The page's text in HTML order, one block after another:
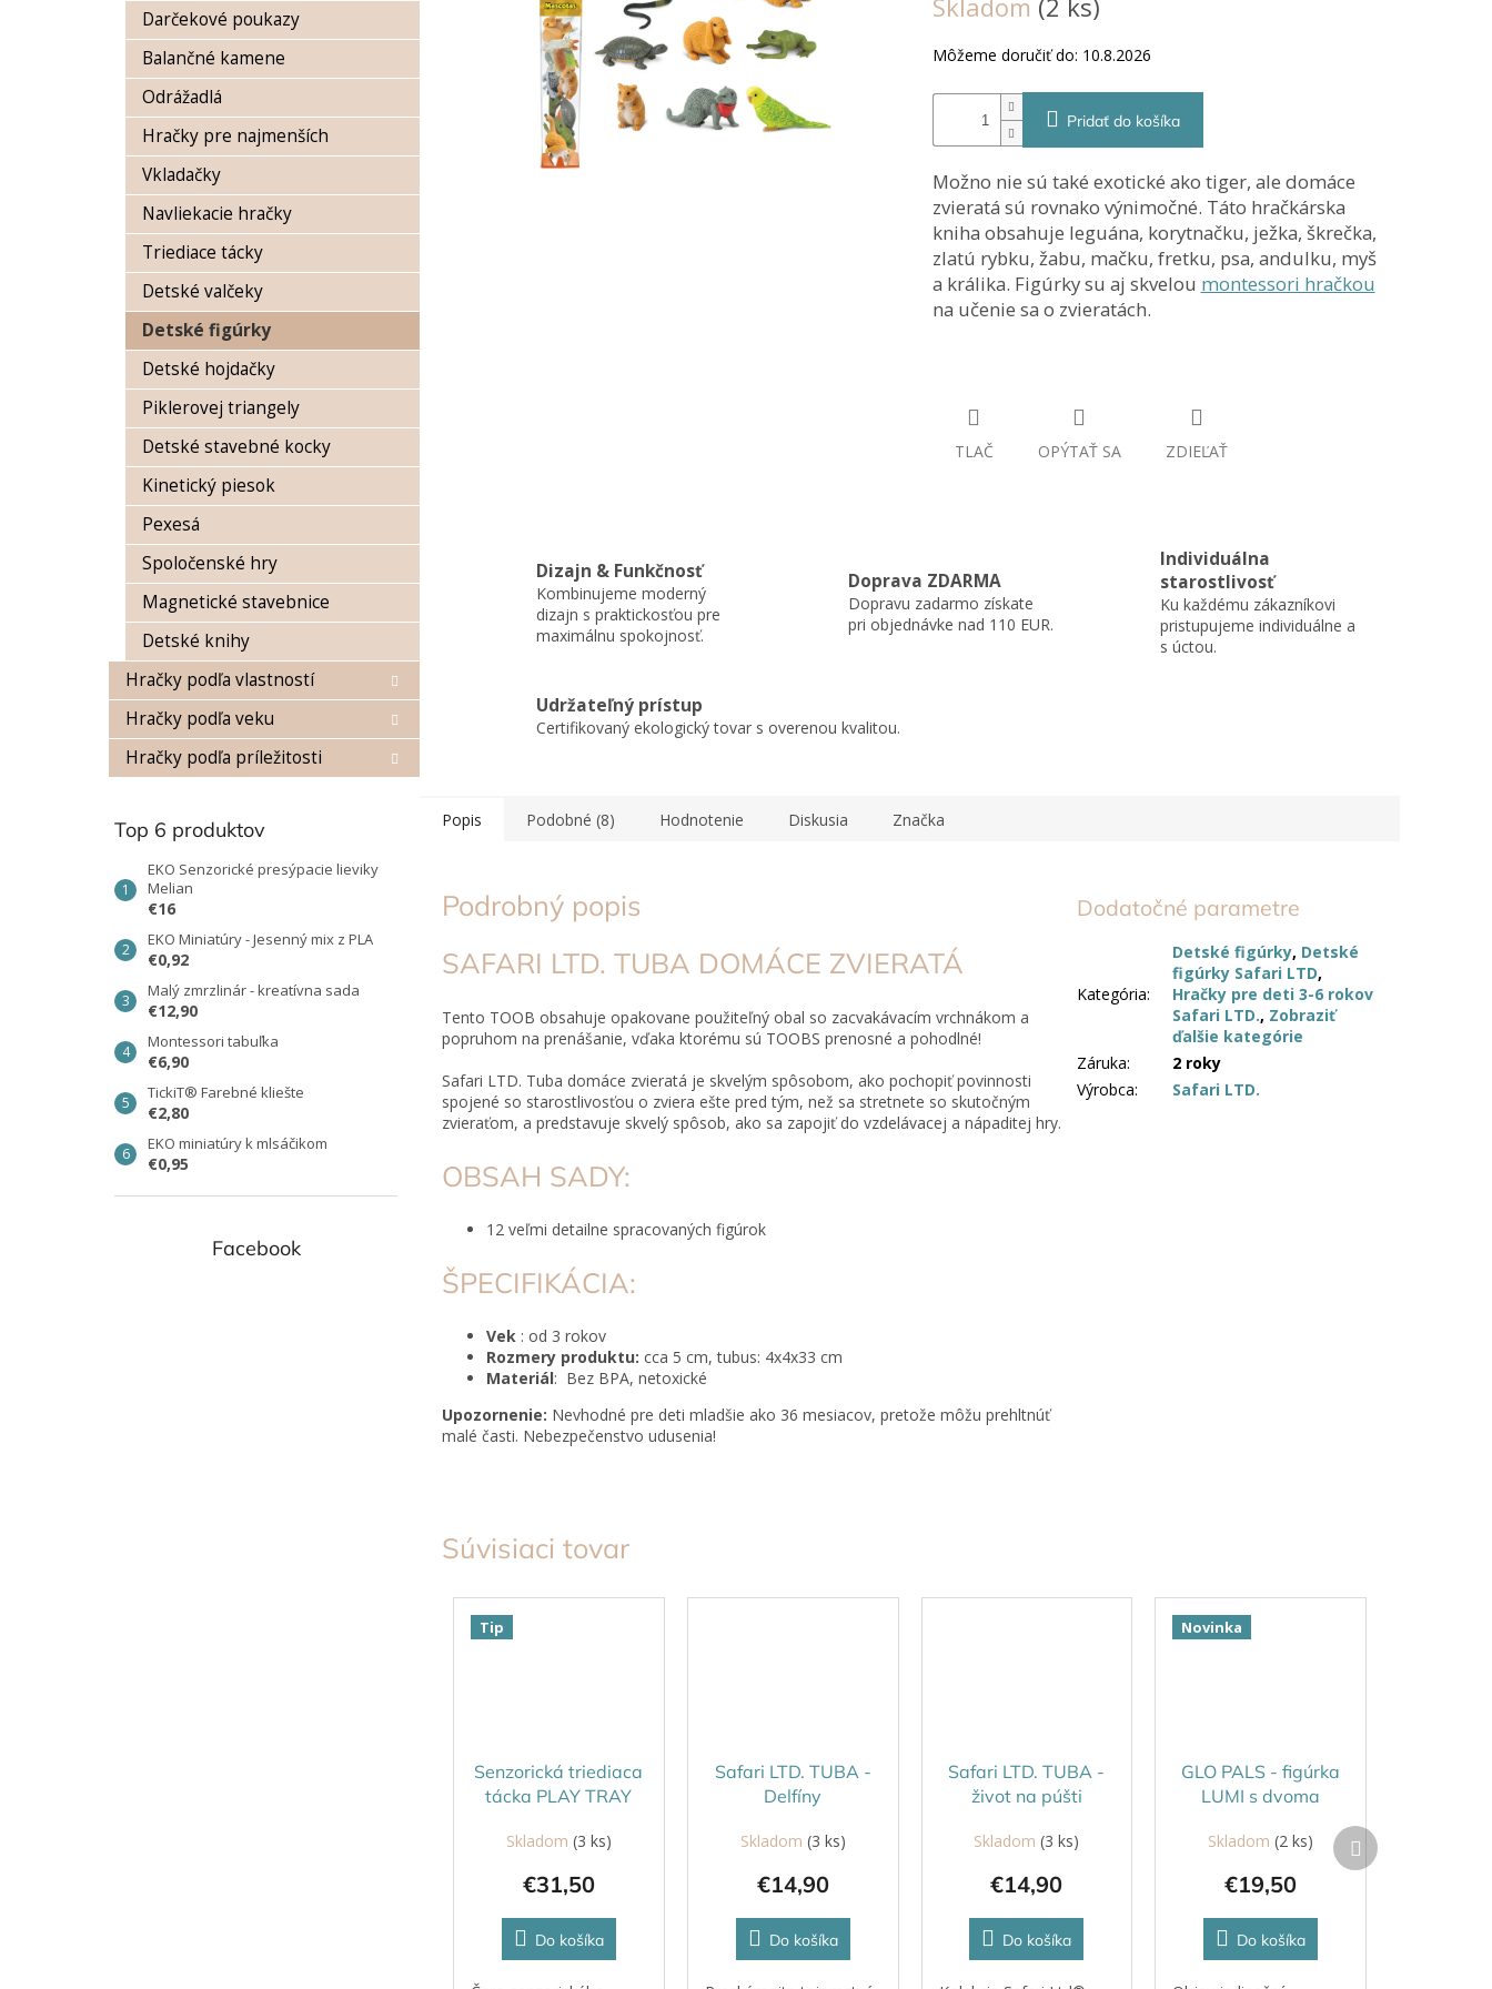
Darčekové poukazy
Balančné kamene
Odrážadlá
Hračky pre najmenších
Vkladačky
Navliekacie hračky
Triediace tácky
Detské valčeky
Detské figúrky
Detské hojdačky
Piklerovej triangely
Detské stavebné kocky
Kinetický piesok
Pexesá
Spoločenské hry
Magnetické stavebnice
Detské knihy
Hračky podľa vlastností
Hračky podľa veku
Hračky podľa príležitosti
Top 6 produktov
EKO Senzorické presýpacie lieviky
Melian
€16
EKO Miniatúry - Jesenný mix z PLA
€0,92
Malý zmrzlinár - kreatívna sada
€12,90
Montessori tabuľka
€6,90
TickiT® Farebné kliešte
€2,80
EKO miniatúry k mlsáčikom
€0,95
Facebook
hviezdičiek.
cena:
Skladom (2 ks)
Môžeme doručiť do: 10.8.2026
Pridať do košíka
Možno nie sú také exotické ako tiger, ale domáce
zvieratá sú rovnako výnimočné. Táto hračkárska
kniha obsahuje leguána, korytnačku, ježka, škrečka,
zlatú rybku, žabu, mačku, fretku, psa, andulku, myš
a králika. Figúrky su aj skvelou montessori hračkou
na učenie sa o zvieratách.
TLAČ OPÝTAŤ SA ZDIEĽAŤ
Dizajn & Funkčnosť
Kombinujeme moderný
dizajn s praktickosťou pre
maximálnu spokojnosť.
Doprava ZDARMA
Dopravu zadarmo získate
pri objednávke nad 110 EUR.
Individuálna
starostlivosť
Ku každému zákazníkovi
pristupujeme individuálne a
s úctou.
Udržateľný prístup
Certifikovaný ekologický tovar s overenou kvalitou.
Súvisiaci tovar
Tip
Senzorická triediaca
tácka PLAY TRAY
Skladom (3 ks)
€31,50
Do košíka
Safari LTD. TUBA -
Delfíny
Skladom (3 ks)
€14,90
Do košíka
Safari LTD. TUBA -
život na púšti
Skladom(3 ks)
€14,90
Do košíka
Novinka
GLO PALS - figúrka
LUMI s dvoma
Skladom(2 ks)
€19,50
Do košíka
Ďalší
produkt
Popis Podobné (8) Hodnotenie Diskusia Značka
Podrobný popis
SAFARI LTD. TUBA DOMÁCE ZVIERATÁ
Tento TOOB obsahuje opakovane použiteľný obal so zacvakávacím vrchnákom a
popruhom na prenášanie, vďaka ktorému sú TOOBS prenosné a pohodlné!
Safari LTD. Tuba domáce zvieratá je skvelým spôsobom, ako pochopiť povinnosti
spojené so starostlivosťou o zviera ešte pred tým, než sa stretnete so skutočným
zvieraťom, a predstavuje skvelý spôsob, ako sa zapojiť do vzdelávacej a nápaditej hry.
OBSAH SADY:
12 veľmi detailne spracovaných figúrok
ŠPECIFIKÁCIA:
Vek : od 3 rokov
Rozmery produktu: cca 5 cm, tubus: 4x4x33 cm
Materiál: Bez BPA, netoxické
Upozornenie: Nevhodné pre deti mladšie ako 36 mesiacov, pretože môžu prehltnúť
malé časti. Nebezpečenstvo udusenia!
Dodatočné parametre
Kategória:
Detské figúrky, Detské
figúrky Safari LTD,
Hračky pre deti 3-6 rokov
Safari LTD., Zobraziť
ďalšie kategórie
Záruka:
2 roky
Výrobca: Safari LTD.